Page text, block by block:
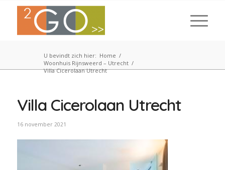
U bevindt zich hier: Home /
Woonhuis Rijnsweerd – Utrecht /
Villa Cicerolaan Utrecht
Villa Cicerolaan Utrecht
16 november 2021